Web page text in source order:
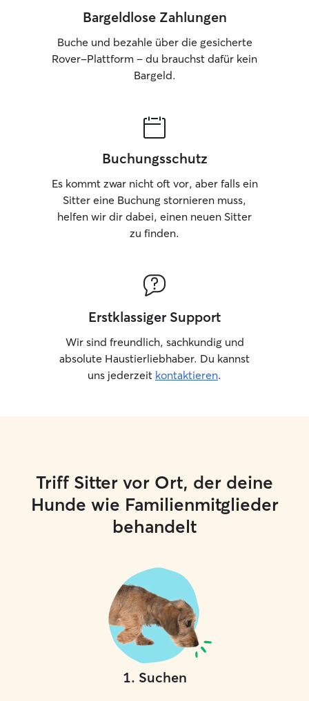
Bargeldlose Zahlungen
Buche und bezahle über die gesicherte
Rover-Plattform – du brauchst dafür kein
Bargeld.
Buchungsschutz
Es kommt zwar nicht oft vor, aber falls ein
Sitter eine Buchung stornieren muss,
helfen wir dir dabei, einen neuen Sitter
zu finden.
Erstklassiger Support
Wir sind freundlich, sachkundig und
absolute Haustierliebhaber. Du kannst
uns jederzeit kontaktieren.
Triff Sitter vor Ort, der deine
Hunde wie Familienmitglieder
behandelt
1. Suchen